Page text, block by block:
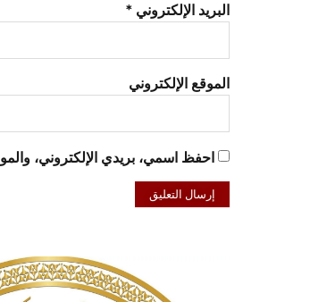
البريد الإلكتروني *
الموقع الإلكتروني
احفظ اسمي، بريدي الإلكتروني،